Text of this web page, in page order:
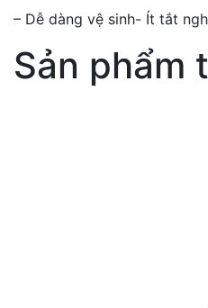
– Dễ dàng vệ sinh- Ít tắt
Sản phẩm